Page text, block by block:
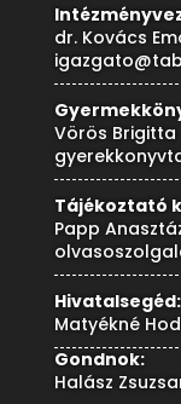
dr. Kovács
Vörös Brigitta
Tájékoztató
Papp
Hivatalsegéd:
Matyékné
Gondnok:
Halász